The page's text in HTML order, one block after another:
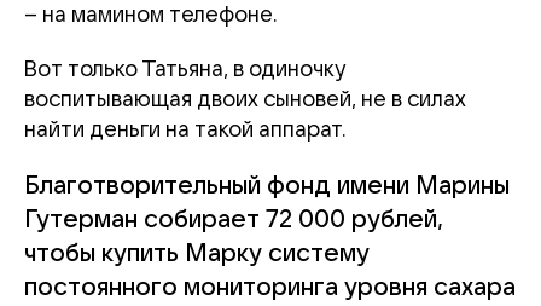
– на мамином телефоне.
Вот только Татьяна, в одиночку
воспитывающая двоих сыновей, не в силах
найти деньги на такой аппарат.
Благотворительный фонд имени Марины
Гутерман собирает 72 000 рублей,
чтобы купить Марку систему
постоянного мониторинга уровня сахара